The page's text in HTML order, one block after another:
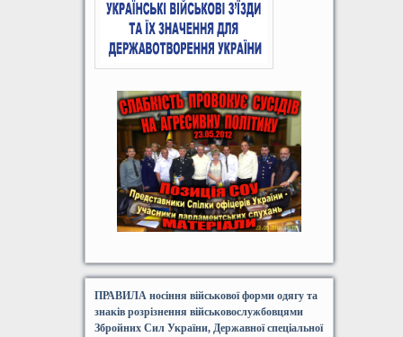
ПРАВИЛА носіння військової форми одягу та
знаків розрізнення військовослужбовцями
Збройних Сил України, Державної спеціальної